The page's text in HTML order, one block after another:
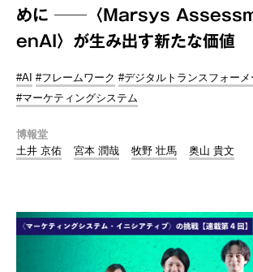
めに ──〈Marsys
enAI〉が生み出す新たな価値
#AI #フレームワーク #デジタルトランスフォーメ
#マーケティングシステム
博報堂
土井 京佑
宮本 潤哉 牧野 壮馬 奥山 貴文